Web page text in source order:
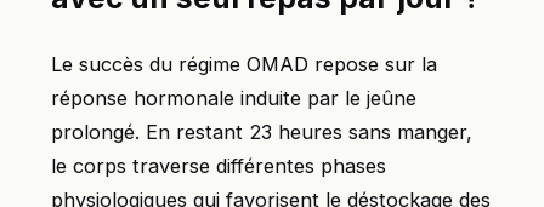
Le succès du régime OMAD repose sur la
réponse hormonale induite par le jeûne
prolongé. En restant 23 heures sans manger,
le corps traverse différentes phases
physiologiques qui favorisent le déstockage des